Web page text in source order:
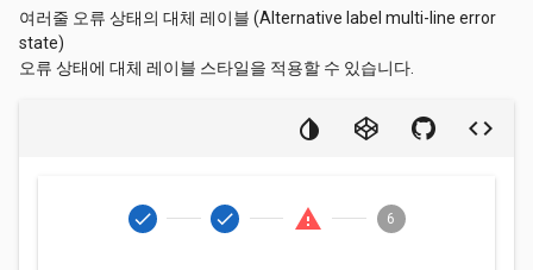
여러줄 오류 상태의 대체 레이블 (Alternative label multi-line error
state)
오류 상태에 대체 레이블 스타일을 적용할 수 있습니다.
check check warning 6